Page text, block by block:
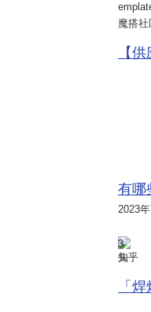
魔搭社
【
有哪
2023
3
知乎
「